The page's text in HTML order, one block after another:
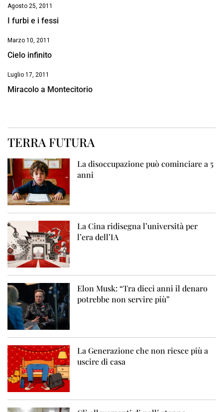
Agosto 25, 2011
I furbi e i fessi
Marzo 10, 2011
Cielo infinito
Luglio 17, 2011
Miracolo a Montecitorio
TERRA FUTURA
La disoccupazione può cominciare a 5
anni
La Cina ridisegna l’università per
l’era dell’IA
Elon Musk: “Tra dieci anni il denaro
potrebbe non servire più”
La Generazione che non riesce più a
uscire di casa